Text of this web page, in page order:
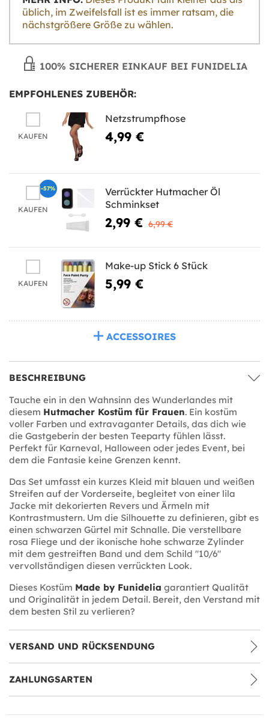
üblich, im Zweifelsfall ist es immer ratsam, die
nächstgrößere Größe zu wählen.
100% SICHERER EINKAUF BEI FUNIDELIA
EMPFOHLENES ZUBEHÖR:
KAUFEN
Netzstrumpfhose
4,99 €
KAUFEN
Verrückter Hutmacher Öl
Schminkset
2,99 € 6,99 €
-57%
KAUFEN
Make-up Stick 6 Stück
5,99 €
ACCESSOIRES
BESCHREIBUNG
Tauche ein in den Wahnsinn des Wunderlandes mit
diesem Hutmacher Kostüm für Frauen. Ein kostüm
voller Farben und extravaganter Details, das dich wie
die Gastgeberin der besten Teeparty fühlen lässt.
Perfekt für Karneval, Halloween oder jedes Event, bei
dem die Fantasie keine Grenzen kennt.
Das Set umfasst ein kurzes Kleid mit blauen und weißen
Streifen auf der Vorderseite, begleitet von einer lila
Jacke mit dekorierten Revers und Ärmeln mit
Kontrastmustern. Um die Silhouette zu definieren, gibt es
einen schwarzen Gürtel mit Schnalle. Die verstellbare
rosa Fliege und der ikonische hohe schwarze Zylinder
mit dem gestreiften Band und dem Schild "10/6"
vervollständigen diesen verrückten Look.
Dieses Kostüm Made by Funidelia garantiert Qualität
und Originalität in jedem Detail. Bereit, den Verstand mit
dem besten Stil zu verlieren?
VERSAND UND RÜCKSENDUNG
ZAHLUNGSARTEN